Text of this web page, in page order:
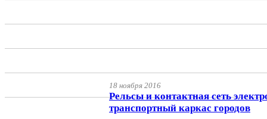
18 ноября 2016
Рельсы и контактная сеть
транспортный каркас городов